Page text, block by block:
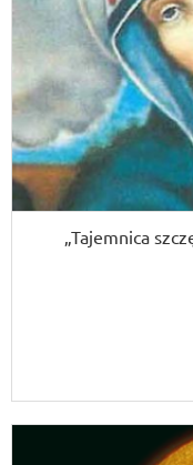
„Tajemnica